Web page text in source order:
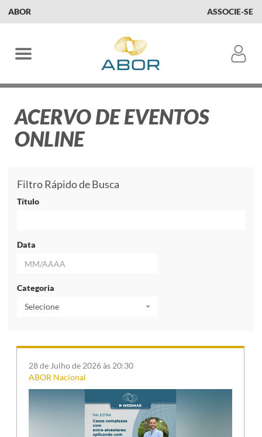
ABOR ASSOCIE-SE
ACERVO DE EVENTOS
ONLINE
Filtro Rápido de Busca
Título
Data
Categoria
Selecione
28 de Julho de 2026 às 20:30
ABOR Nacional